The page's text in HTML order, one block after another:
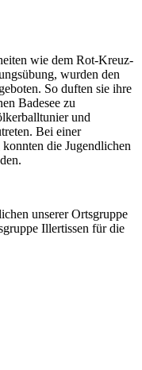
wie dem Rot-Kreuz-
wurden den
So duften sie ihre
Badesee zu
und
Bei einer
die Jugendlichen
unserer Ortsgruppe
Illertissen für die